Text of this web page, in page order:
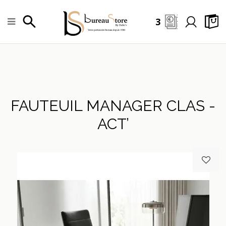
3
FAUTEUIL MANAGER CLAS -
ACT’